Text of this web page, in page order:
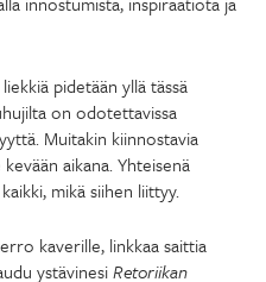
pidetään yllä tässä
on odotettavissa
Muitakin kiinnostavia
aikana. Yhteisenä
mikä siihen liittyy.
kaverille, linkkaa saittia
ystävinesiRetoriikan